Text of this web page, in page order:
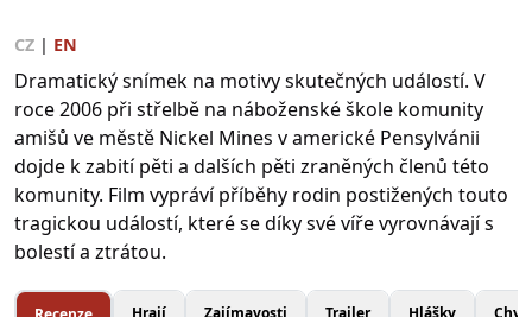
CZ | EN
Dramatický snímek na motivy skutečných událostí. V
roce 2006 při střelbě na náboženské škole komunity
amišů ve městě Nickel Mines v americké Pensylvánii
dojde k zabití pěti a dalších pěti zraněných členů této
komunity. Film vypráví příběhy rodin postižených touto
tragickou událostí, které se díky své víře vyrovnávají s
bolestí a ztrátou.
Hrají Zajímavosti Trailer Hlášky